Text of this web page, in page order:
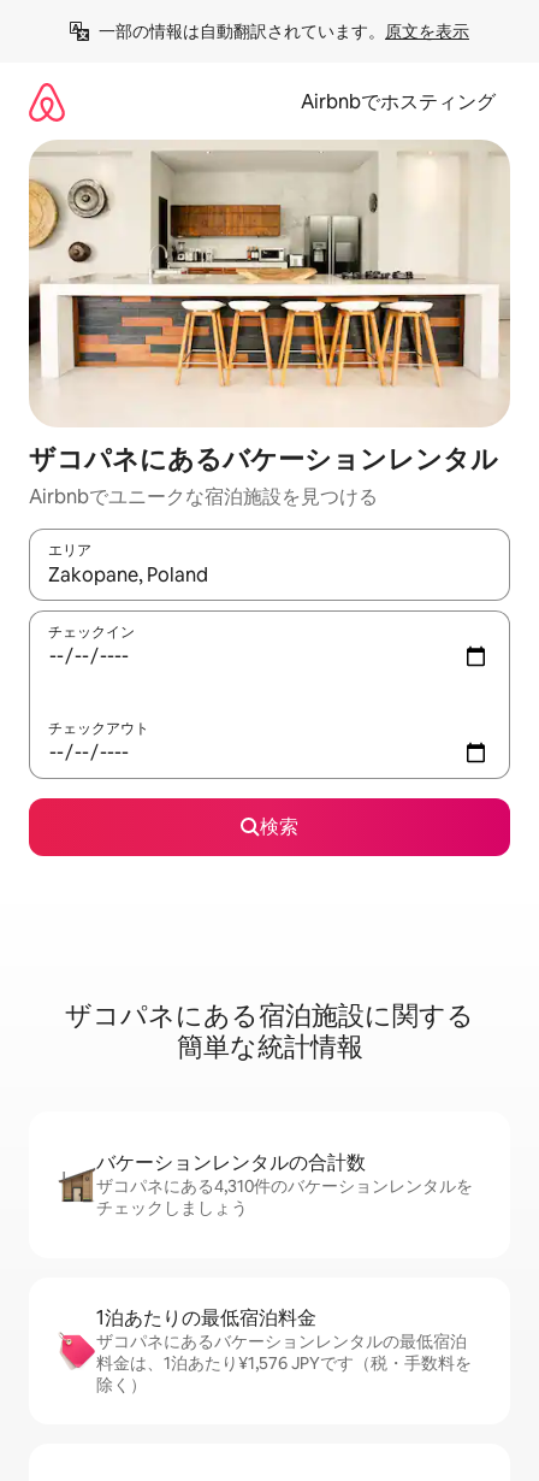
一部の情報は自動翻訳されています。 原文を表示
Airbnbでホスティング
ザコパネにあるバケーションレンタル
Airbnbでユニークな宿泊施設を見つける
エリア
検索結果が表示されたら、上下の矢印キーを使って移動するか
チェックイン
チェックアウト
検索
ザコパネに⁠あ⁠る宿⁠泊⁠施⁠設⁠に関⁠す⁠る
簡⁠単⁠な統⁠計⁠情⁠報
バケーションレ⁠ン⁠タ⁠ル⁠の合⁠計⁠数
ザコパネにある4,310件のバケーションレンタルを
チェックしましょう
1泊あたりの最⁠低⁠宿⁠泊⁠料⁠金
ザコパネにあるバケーションレンタルの最低宿泊
料金は、1泊あたり¥1,576 JPYです（税・手数料を
除く）